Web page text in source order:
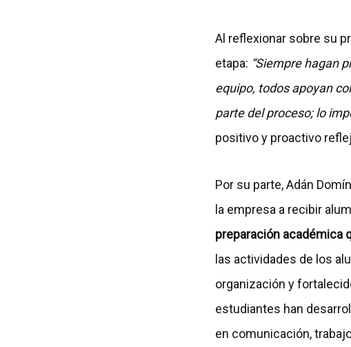
Al reflexionar sobre su
etapa: “Siempre hagan
equipo, todos apoyan
parte del proceso; lo
positivo y proactivo
Por su parte, Adán
la empresa a recibir
preparación académica
las actividades de los
organización y
estudiantes han
en comunicación,